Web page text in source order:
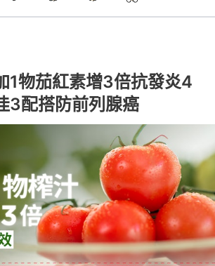
1物茄紅素增3倍抗發炎4
3配搭防前列腺癌